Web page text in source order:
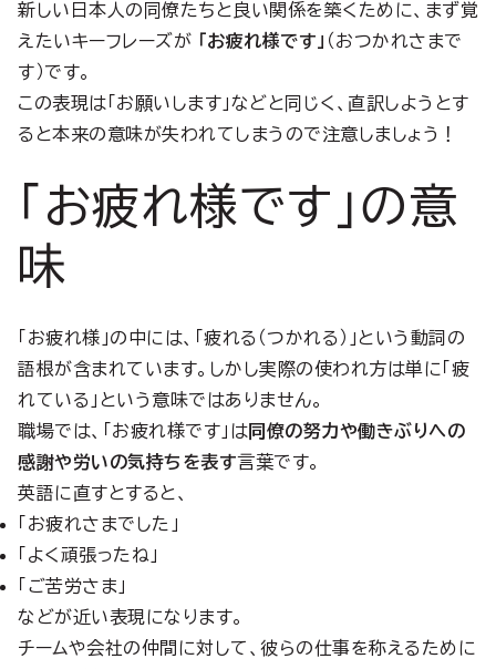
新しい日本人の同僚たちと良い関係を築くために、まず覚
えたいキーフレーズが
「お疲れ様です」 （おつかれさまで
す）です。
この表現は「お願いします」などと同じく、直訳しようとす
ると本来の意味が失われてしまうので注意しましょう！
「お疲れ様です」の意
味
「お疲れ様」の中には、「疲れる（つかれる）」という動詞の
語根が含まれています。しかし実際の使われ方は単に「疲
れている」という意味ではありません。
職場では、「お疲れ様です」は同僚の努力や働きぶりへの
感謝や労いの気持ちを表す言葉です。
英語に直すとすると、
「お疲れさまでした」
「よく頑張ったね」
「ご苦労さま」
などが近い表現になります。
チームや会社の仲間に対して、彼らの仕事を称えるために